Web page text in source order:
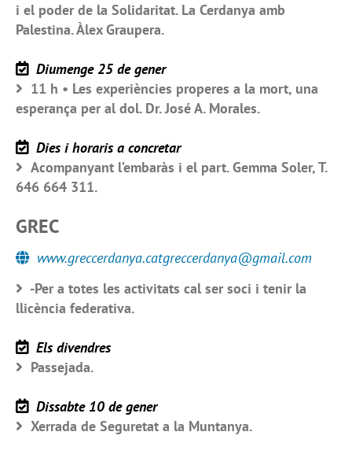
i el poder de la Solidaritat. La Cerdanya amb
Palestina. Àlex Graupera.
Diumenge 25 de gener
11 h • Les experiències properes a la mort, una
esperança per al dol. Dr. José A. Morales.
Dies i horaris a concretar
Acompanyant l’embaràs i el part. Gemma Soler, T.
646 664 311.
GREC
www.greccerdanya.catgreccerdanya@gmail.com
-Per a totes les activitats cal ser soci i tenir la
llicència federativa.
Els divendres
Passejada.
Dissabte 10 de gener
Xerrada de Seguretat a la Muntanya.